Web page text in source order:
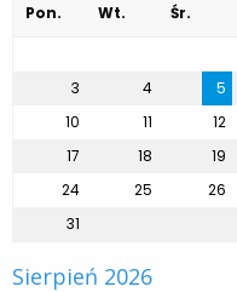
Pon. Wt. Śr.
3
4 5
10
11 12
17
18 19
24
25 26
31
Sierpień 2026